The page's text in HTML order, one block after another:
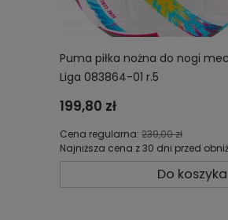
Puma piłka nożna do nogi
Liga 083864-01 r.5
199,80 zł
Cena regularna: 239,00 zł
Najniższa cena z 30 dni przed
Do koszyka